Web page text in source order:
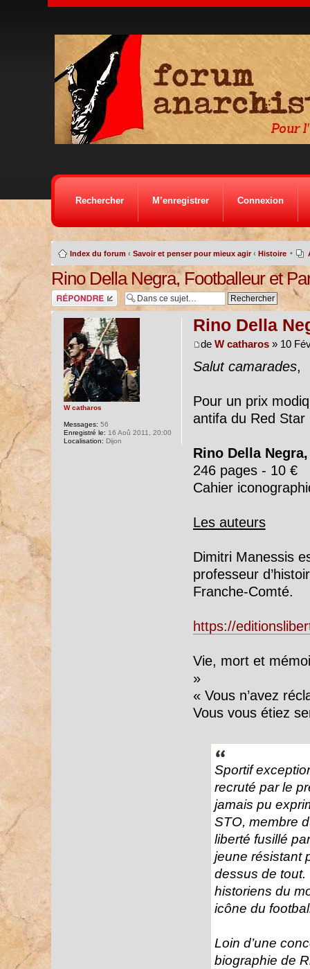
Rechercher M’enregistrer Connexion
Index du forum ‹ Savoir et penser pour mieux agir ‹ Histoire •
Rino Della Negra, Footballeur et
Répondre
Rino Della
de W catharos» 10
Salut camarades,
Pour un prix
antifa du Red Star
Rino Della
246 pages - 10 €
Cahier
Les auteurs
Dimitri Manessis
professeur
Franche-Comté.
https://
Vie, mort et
»
« Vous n’avez
Vous vous étiez
Sportif
recruté par le
jamais pu
STO, membre
liberté fusillé
jeune résistant
dessus de tout.
historiens du
icône du
Loin d’une
biographie de
W catharos
Messages: 56
Enregistré le: 16 Aoû 2011, 20:00
Localisation: Dijon